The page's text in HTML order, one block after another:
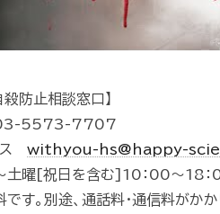
殺防止相談窓口】
5573-7707
ス withyou-hs@happy-
曜[祝日を含む]10：00～18：
す。別途、通話料・通信料がかか